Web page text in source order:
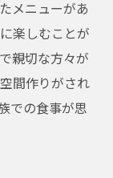
メニューがあ
楽しむことが
親切な方々が
間作りがされ
での食事が思